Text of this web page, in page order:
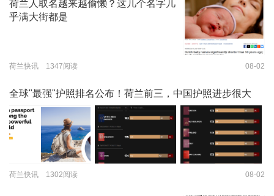
荷兰人取名越来越偷懒？这几个名字几
乎满大街都是
荷兰快讯 1347阅读 08-02
全球"最强"护照排名公布！荷兰前三，中国护照进步很大
荷兰快讯 1302阅读 08-02